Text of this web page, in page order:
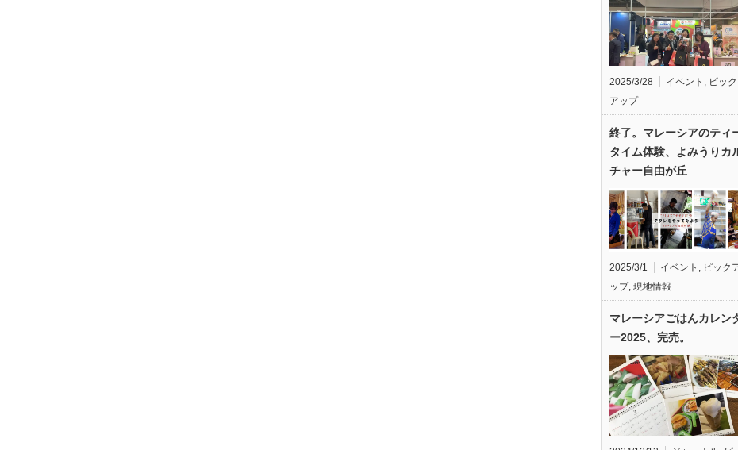
2025/3/28 イベント
ピック
アップ
終了。マレーシアのティ
タイム体験、よみうりカ
チャー自由が丘
2025/3/1 イベント , ピック
ップ, 現地情報
マレーシアごはんカレン
ー2025、完売。